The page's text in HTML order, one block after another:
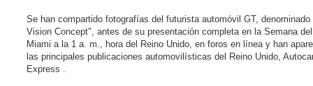
Se han compartido fotografías del futurista automóvil GT, denominado
Vision Concept", antes de su presentación completa en la Semana
Miami a la 1 a. m., hora del Reino Unido, en foros en línea y han
las principales publicaciones automovilísticas del Reino Unido,
Express .